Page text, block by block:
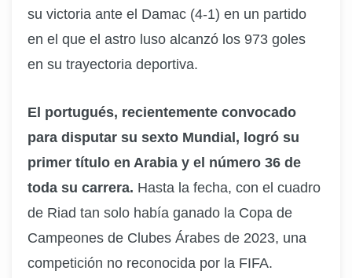
su victoria ante el Damac (4-1) en un partido
en el que el astro luso alcanzó los 973 goles
en su trayectoria deportiva.
El portugués, recientemente convocado
para disputar su sexto Mundial, logró su
primer título en Arabia y el número 36 de
toda su carrera. Hasta la fecha, con el cuadro
de Riad tan solo había ganado la Copa de
Campeones de Clubes Árabes de 2023, una
competición no reconocida por la FIFA.